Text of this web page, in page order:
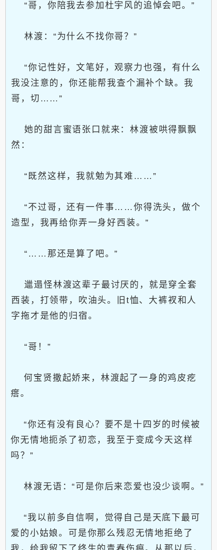
“哥，你陪我去参加杜宇风的追悼会吧。”
林渡：“为什么不找你哥？”
“你记性好，文笔好，观察力也强，有什么
我没注意的，你还能帮我查个漏补个缺。我
哥，切……”
她的甜言蜜语张口就来：林渡被哄得飘飘
然：
“既然这样，我就勉为其难……”
“不过哥，还有一件事……你得洗头，做个
造型，我再给你弄一身好西装。”
“……那还是算了吧。”
邋遢怪林渡这辈子最讨厌的，就是穿全套
西装，打领带，吹油头。旧t恤、大裤衩和人
字拖才是他的归宿。
“哥！”
何宝贤撒起娇来，林渡起了一身的鸡皮疙
瘩。
“你还有没有良心？要不是十四岁的时候被
你无情地扼杀了初恋，我至于变成今天这样
吗？”
林渡无语：“可是你后来恋爱也没少谈啊。”
“我以前多自信啊，觉得自己是天底下最可
爱的小姑娘。可是你那么残忍无情地拒绝了